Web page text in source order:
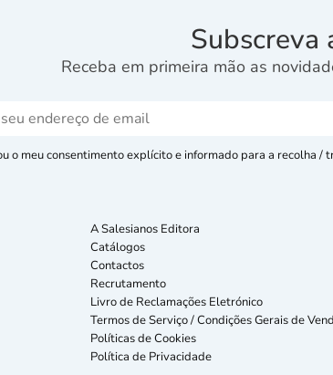
Subscreva
Receba em primeira mão as
o meu consentimento explícito e informado para a recolha
A Salesianos Editora
Catálogos
Contactos
Recrutamento
Livro de Reclamações Eletrónico
Termos de Serviço / Condições Gerais de
Políticas de Cookies
Política de Privacidade